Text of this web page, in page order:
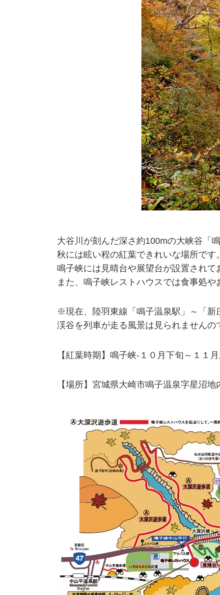
大谷川が刻んだ深さ約100mの大峡谷「
秋には眩い程の紅葉できれいな場所です
鳴子峡には見晴台や展望台が設置され
また、鳴子峡レストハウスでは食事処
※現在、陸羽東線「鳴子温泉駅」～「新
渓谷を列車が走る風景は見られませんの
【紅葉時期】鳴子峡-１０月下旬～１１
【場所】宮城県大崎市鳴子温泉字星沼地